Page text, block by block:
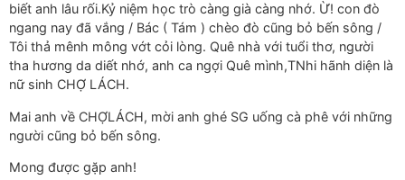
biết anh lâu rối.Kỷ niệm học trò càng già càng nhớ. Ừ! con đò
ngang nay đã vắng / Bác ( Tám ) chèo đò cũng bỏ bến sông /
Tôi thả mênh mông vớt cỏi lòng. Quê nhà với tuổi thơ, người
tha hương da diết nhớ, anh ca ngợi Quê mình,TNhi hãnh diện là
nữ sinh CHỢ LÁCH.
Mai anh về CHỢLÁCH, mời anh ghé SG uống cà phê với những
người cũng bỏ bến sông.
Mong được gặp anh!